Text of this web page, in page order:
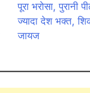
पूरा भरोसा, पुरानी
ज्यादा देश भक्त,
जायज